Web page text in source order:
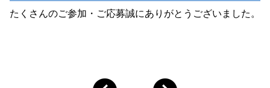
たくさんのご参加・ご応募誠にありがとうございました。